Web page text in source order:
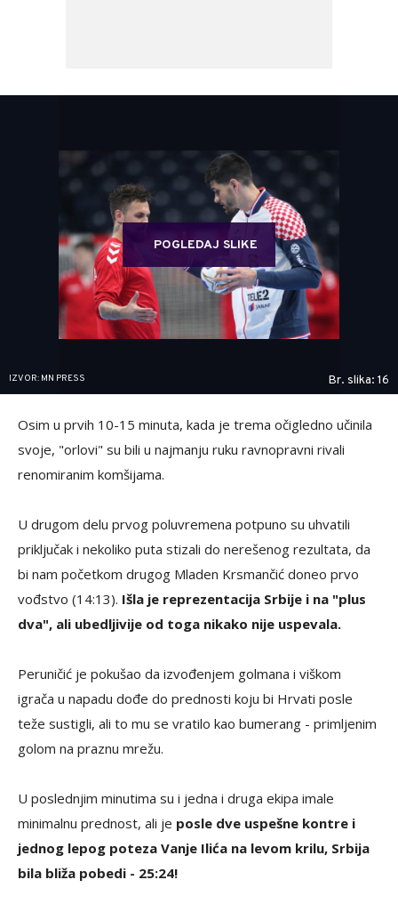
POGLEDAJ SLIKE
IZVOR: MN PRESS Br. slika: 16
Osim u prvih 10-15 minuta, kada je trema očigledno učinila
svoje, "orlovi" su bili u najmanju ruku ravnopravni rivali
renomiranim komšijama.
U drugom delu prvog poluvremena potpuno su uhvatili
priključak i nekoliko puta stizali do nerešenog rezultata, da
bi nam početkom drugog Mladen Krsmančić doneo prvo
vođstvo (14:13). Išla je reprezentacija Srbije i na "plus
dva", ali ubedljivije od toga nikako nije uspevala.
Peruničić je pokušao da izvođenjem golmana i viškom
igrača u napadu dođe do prednosti koju bi Hrvati posle
teže sustigli, ali to mu se vratilo kao bumerang - primljenim
golom na praznu mrežu.
U poslednjim minutima su i jedna i druga ekipa imale
minimalnu prednost, ali je posle dve uspešne kontre i
jednog lepog poteza Vanje Ilića na levom krilu, Srbija
bila bliža pobedi - 25:24!